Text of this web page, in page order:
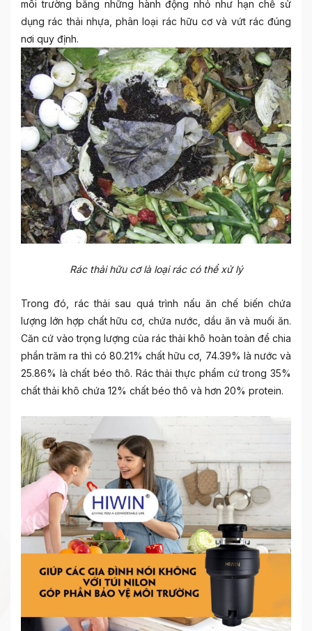
môi trường bằng những hành động nhỏ như hạn chế sử
dụng rác thải nhựa, phân loại rác hữu cơ và vứt rác đúng
nơi quy định.
Rác thải hữu cơ là loại rác có thể xử lý
Trong đó, rác thải sau quá trình nấu ăn chế biến chứa
lượng lớn hợp chất hữu cơ, chứa nước, dầu ăn và muối ăn.
Căn cứ vào trọng lượng của rác thải khô hoàn toàn để chia
phần trăm ra thì có 80.21% chất hữu cơ, 74.39% là nước và
25.86% là chất béo thô. Rác thải thực phẩm cứ trong 35%
chất thải khô chứa 12% chất béo thô và hơn 20% protein.